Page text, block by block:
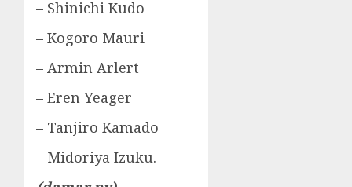
– Shinichi Kudo
– Kogoro Mauri
– Armin Arlert
– Eren Yeager
– Tanjiro Kamado
– Midoriya Izuku.